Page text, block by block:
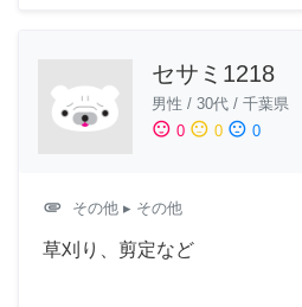
セサミ1218
男性 / 30代 / 千葉県
sentiment_satisfied 0 sentiment_neutral 0 sentiment_dissatisfied 0
attachment その他 ▸ その他
草刈り、剪定など